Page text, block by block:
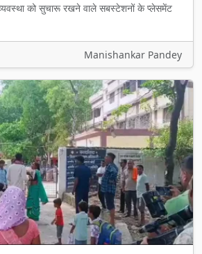
को सुचारू रखने वाले सबस्टेशनों के प्लेसमेंट
Manishankar Pandey